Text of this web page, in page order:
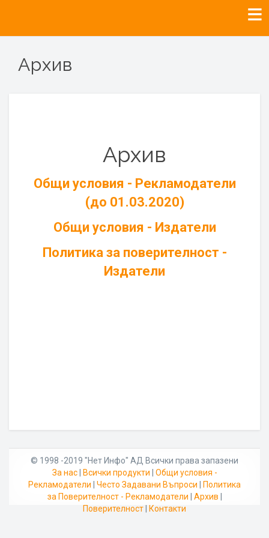
Архив
Архив
Общи условия - Рекламодатели
(до 01.03.2020)
Общи условия - Издатели
Политика за поверителност -
Издатели
© 1998 -2019 "Нет Инфо" АД Всички права запазени
За нас| Всички продукти
Общи условия -
Рекламодатели
Често Задавани Въпроси
Политика
за Поверителност - Рекламодатели
Архив
Поверителност
Контакти